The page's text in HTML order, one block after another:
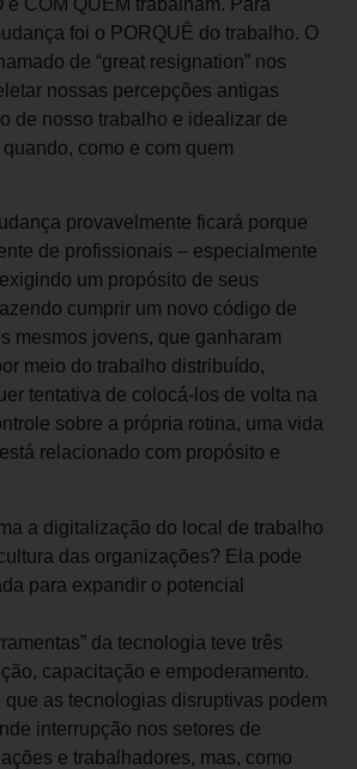
foi o PORQUÊ do trabalho. O
de “great resignation” nos
nossas percepções antigas
de nosso trabalho e idealizar de
como e com quem
provavelmente ficará porque
de profissionais – especialmente
um propósito de seus
cumprir um novo código de
mesmos jovens, que ganharam
meio do trabalho distribuído,
tentativa de colocá-los de volta na
sobre a própria rotina, uma vida
relacionado com propósito e
a digitalização do local de trabalho
das organizações? Ela pode
para expandir o potencial
da tecnologia teve três
capacitação e empoderamento.
que as tecnologias disruptivas podem
interrupção nos setores de
e trabalhadores, mas, como